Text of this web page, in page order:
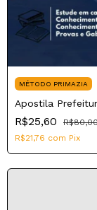
MÉTODO PRIMAZIA
Apostila
R$25,60
R$21,76 com Pix